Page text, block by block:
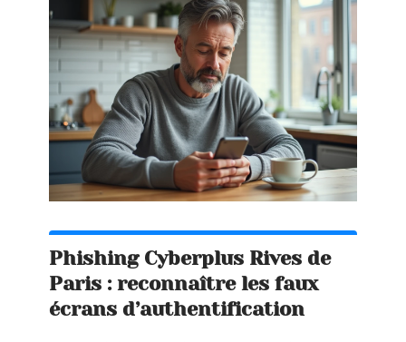
Phishing Cyberplus Rives de
Paris : reconnaître les faux
écrans d’authentification